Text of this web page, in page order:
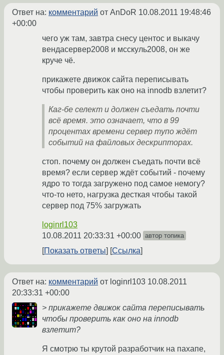
Ответ на: комментарий от AnDoR 10.08.2011 19:48:46
+00:00
чего уж там, завтра снесу центос и выкачу
вендасервер2008 и мсскуль2008, он же
круче чё.
прикажете движок сайта переписывать
чтобы проверить как оно на innodb взлетит?
Каг-бе селект и должен съедать почти
всё время. это означает, что в 99
процентах времени сервер тупо ждёт
событий на файловых дескрипторах.
стоп. почему он должен съедать почти всё
время? если сервер ждёт событий - почему
ядро то тогда загружено под самое немогу?
что-то нето, нагрузка десткая чтобы такой
сервер под 75% загружать
loginrl103
10.08.2011 20:33:31 +00:00 автор топика
Показать ответы Ссылка
Ответ на: комментарий от loginrl103 10.08.2011
20:33:31 +00:00
> прикажете движок сайта переписывать
чтобы проверить как оно на innodb
взлетит?
Я смотрю ты крутой разработчик на пахапе,